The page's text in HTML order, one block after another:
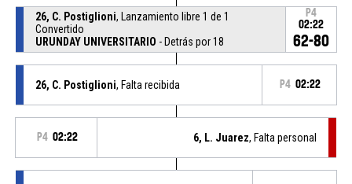
26, C. Postiglioni, Lanzamiento libre 1 de 1
Convertido
URUNDAY UNIVERSITARIO - Detrás por 18
P4
02:22
62-80
26, C. Postiglioni, Falta recibida P4 02:22
P4 02:22 6, L. Juarez, Falta personal